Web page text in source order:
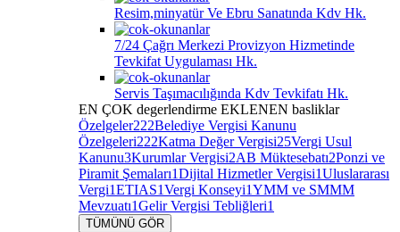
Resim,minyatür Ve Ebru Sanatında Kdv Hk.
7/24 Çağrı Merkezi Provizyon Hizmetinde
Tevkifat Uygulaması Hk.
Servis Taşımacılığında Kdv Tevkifatı Hk.
EN ÇOK degerlendirme EKLENEN basliklar
Özelgeler222Belediye Vergisi Kanunu
Özelgeleri222Katma Değer Vergisi25Vergi Usul
Kanunu3Kurumlar Vergisi2AB Müktesebatı2Ponzi ve
Piramit Şemaları1Dijital Hizmetler Vergisi1Uluslararası
Vergi1ETIAS1Vergi Konseyi1YMM ve SMMM
Mevzuatı1Gelir Vergisi Tebliğleri1
TÜMÜNÜ GÖR